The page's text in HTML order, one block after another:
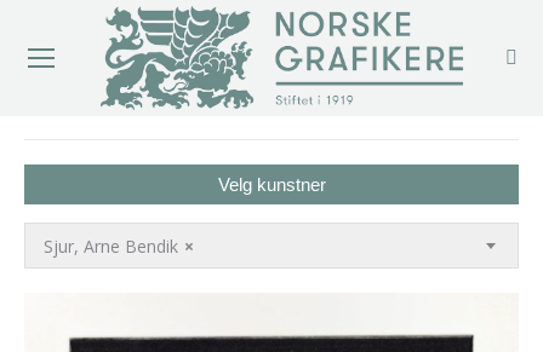
Velg kunstner
×
Sjur, Arne Bendik